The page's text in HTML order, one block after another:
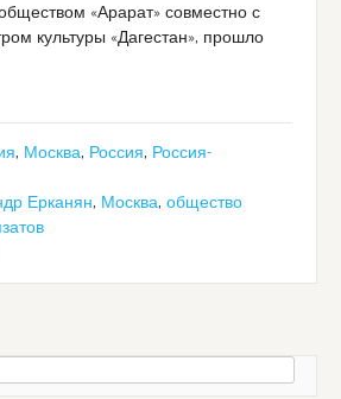
«Арарат» совместно с
культуры «Дагестан», прошло
, Москва, Россия, Россия-
Ерканян, Москва,общество